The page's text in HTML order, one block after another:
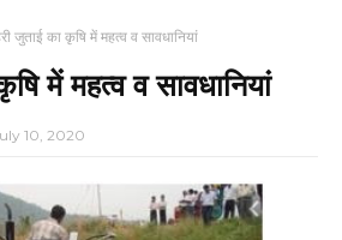
जुताई का कृषि में महत्व व सावधानियां
में महत्व व सावधानियां
10, 2020